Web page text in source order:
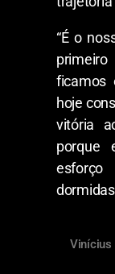
“É o
ficamos
hoje
vitória
porque
Vinícius